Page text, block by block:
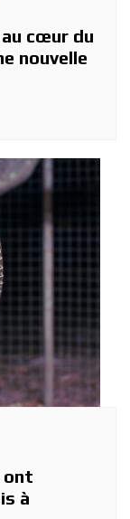
cœur du
nouvelle
ont
à